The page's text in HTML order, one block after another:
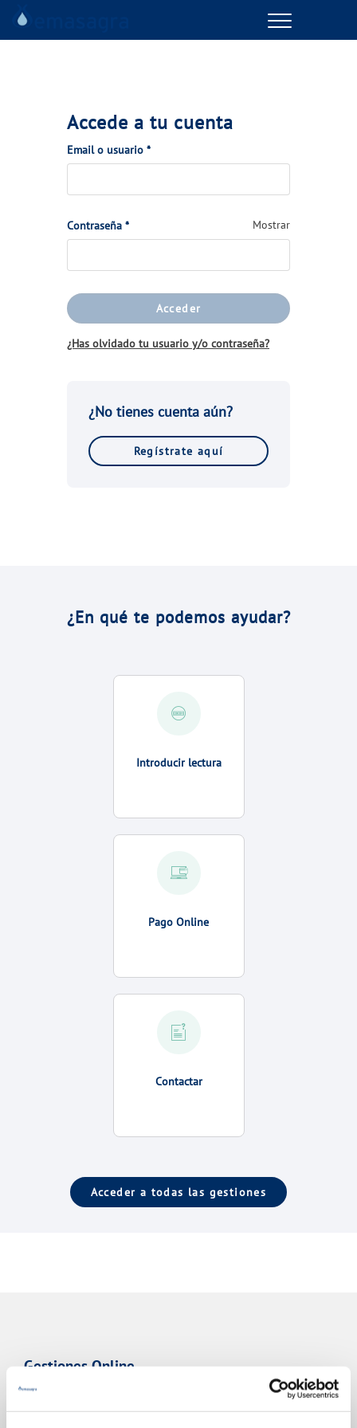
Menu
TU SERVICIO
VER TODAS LAS GESTIONES
TU AGUA
CONÓCENOS
NUESTROS COMPROMISOS
VER TODAS LAS GESTIONES
¿En qué te podemos ayudar?
Introducir lectura
Pago Online
Contactar
Acceder a todas las gestiones
Accede a tu cuenta
Email o usuario *(Obligatorio)
Contraseña *(Obligatorio) Mostrar
Acceder
¿Has olvidado tu usuario y/o contraseña?
¿No tienes cuenta aún?
Regístrate aquí
Gestiones Online
FACTURAS, PAGOS Y CONSUMOS